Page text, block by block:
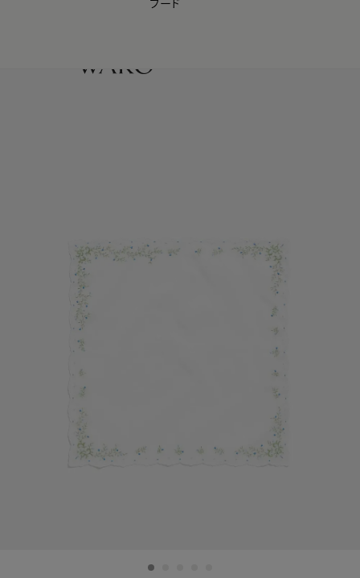
【会員様限定】夏のプレゼントキャンペーン開催中
フード